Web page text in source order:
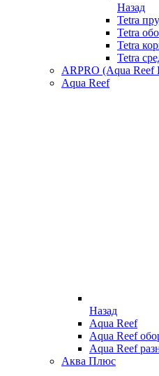
Назад
Tetra
Tetra
Tetra
Tetra
ARPRO (Aqua Reef
Aqua Reef
Назад
Aqua Reef
Aqua Reef
Aqua Reef
Аква Плюс